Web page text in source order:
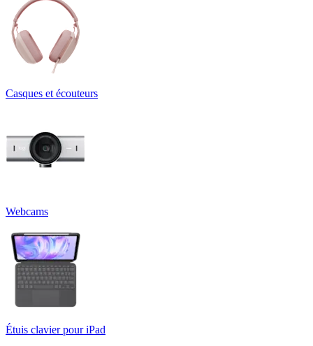
Casques et écouteurs
Webcams
Étuis clavier pour iPad